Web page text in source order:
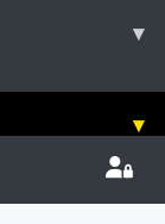
▾
▾